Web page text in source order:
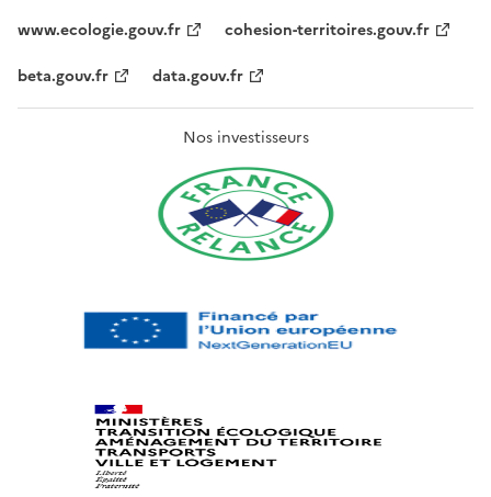
www.ecologie.gouv.fr
cohesion-territoires.gouv.fr
beta.gouv.fr
data.gouv.fr
Nos investisseurs